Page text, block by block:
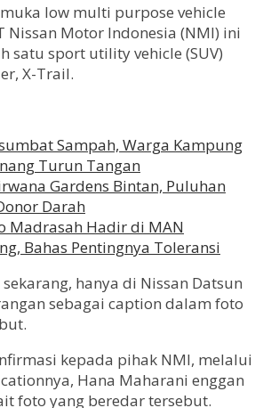
low multi purpose vehicle
Nissan Motor Indonesia (NMI) ini
satu sport utility vehicle (SUV)
X-Trail.
Sampah, Warga Kampung
Turun Tangan
Gardens Bintan, Puluhan
Darah
Madrasah Hadir di MAN
Bahas Pentingnya Toleransi
sekarang, hanya di Nissan Datsun
sebagai caption dalam foto
kepada pihak NMI, melalui
Hana Maharani enggan
foto yang beredar tersebut.